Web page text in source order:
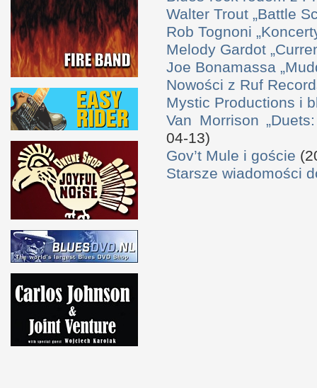
Walter Trout „Battle
Rob Tognoni
Melody Gardot
Joe Bonamassa
Nowości z Ruf
Mystic Productions i
Van Morrison
04-13)
Gov’t Mule i goście
Starsze wiadomości